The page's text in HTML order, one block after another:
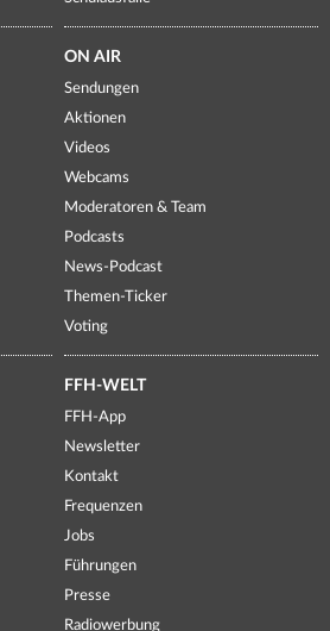
ON AIR
Sendungen
Aktionen
Videos
Webcams
Moderatoren & Team
Podcasts
News-Podcast
Themen-Ticker
Voting
FFH-WELT
FFH-App
Newsletter
Kontakt
Frequenzen
Jobs
Führungen
Presse
Radiowerbung